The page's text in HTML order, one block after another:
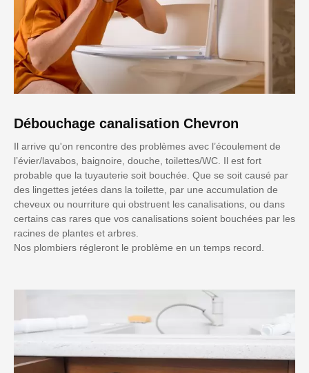
Débouchage canalisation Chevron
Il arrive qu'on rencontre des problèmes avec l’écoulement de
l’évier/lavabos, baignoire, douche, toilettes/WC. Il est fort
probable que la tuyauterie soit bouchée. Que se soit causé par
des lingettes jetées dans la toilette, par une accumulation de
cheveux ou nourriture qui obstruent les canalisations, ou dans
certains cas rares que vos canalisations soient bouchées par les
racines de plantes et arbres.
Nos plombiers régleront le problème en un temps record.